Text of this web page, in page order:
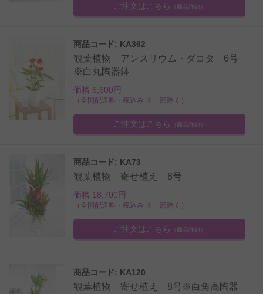
ご注文はこちら （商品詳細）
商品コード: KA362
観葉植物 アンスリウム・ダコタ 6号
※白丸陶器鉢
価格 6,600円
（全国配送料・税込み ※一部除く）
ご注文はこちら （商品詳細）
商品コード: KA73
観葉植物 寄せ植え 8号
価格 18,700円
（全国配送料・税込み ※一部除く）
ご注文はこちら （商品詳細）
商品コード: KA120
観葉植物 寄せ植え 8号※白角高陶器